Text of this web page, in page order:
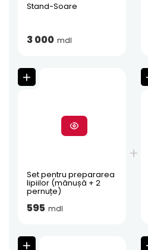
Stand-Soare
3 000 mdl
Set pentru prepararea
lipiilor (mănușă + 2
pernuțe)
595 mdl